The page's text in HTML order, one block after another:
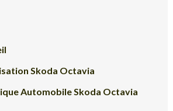
Skoda Octavia
Automobile Skoda Octavia